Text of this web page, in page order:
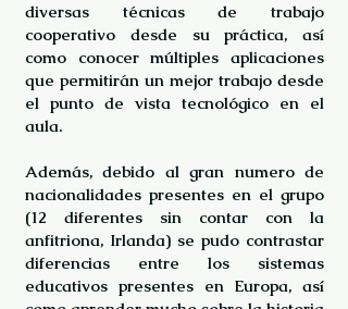
diversas técnicas de trabajo
cooperativo desde su práctica, así
como conocer múltiples aplicaciones
que permitirán un mejor trabajo desde
el punto de vista tecnológico en el
aula.
Además, debido al gran numero de
nacionalidades presentes en el grupo
(12 diferentes sin contar con la
anfitriona, Irlanda) se pudo contrastar
diferencias entre los sistemas
educativos presentes en Europa, así